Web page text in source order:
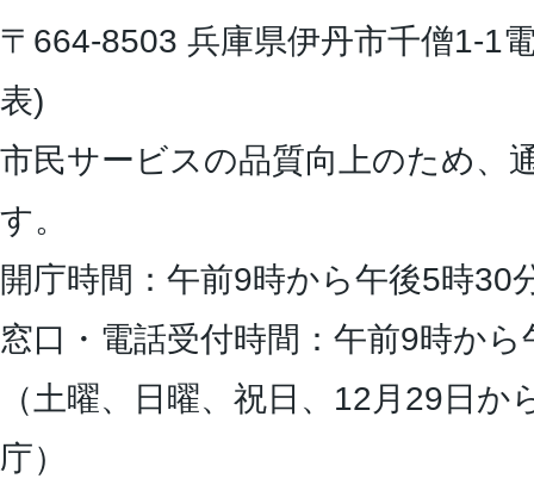
〒664-8503 兵庫県伊丹市千僧1-1
表)
市民サービスの品質向上のため、
す。
開庁時間：午前9時から午後5時30
窓口・電話受付時間：午前9時か
（土曜、日曜、祝日、12月29日
庁）